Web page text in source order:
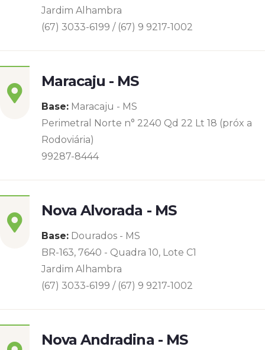
Jardim Alhambra
(67) 3033-6199 / (67) 9 9217-1002
Maracaju - MS
Base: Maracaju - MS
Perimetral Norte n° 2240 Qd 22 Lt 18 (próx a
Rodoviária)
99287-8444
Nova Alvorada - MS
Base: Dourados - MS
BR-163, 7640 - Quadra 10, Lote C1
Jardim Alhambra
(67) 3033-6199 / (67) 9 9217-1002
Nova Andradina - MS